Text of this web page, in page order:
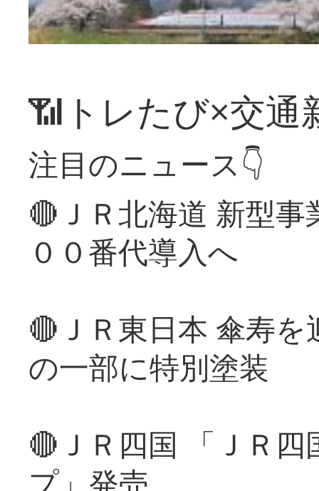
📶トレたび×交通
注目のニュース👇
🔴ＪＲ北海道 新型
００番代導入へ
🔴ＪＲ東日本 傘寿
の一部に特別塗装
🔴ＪＲ四国 「ＪＲ
プ」発売